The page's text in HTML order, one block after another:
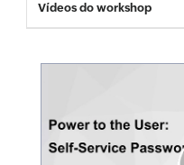
Vídeos do workshop